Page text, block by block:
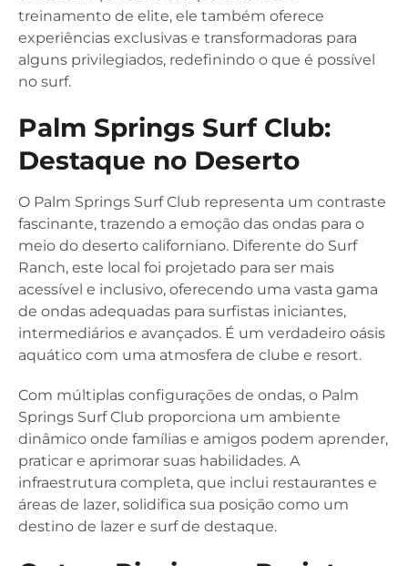
treinamento de elite, ele também oferece
experiências exclusivas e transformadoras para
alguns privilegiados, redefinindo o que é possível
no surf.
Palm Springs Surf Club:
Destaque no Deserto
O Palm Springs Surf Club representa um contraste
fascinante, trazendo a emoção das ondas para o
meio do deserto californiano. Diferente do Surf
Ranch, este local foi projetado para ser mais
acessível e inclusivo, oferecendo uma vasta gama
de ondas adequadas para surfistas iniciantes,
intermediários e avançados. É um verdadeiro oásis
aquático com uma atmosfera de clube e resort.
Com múltiplas configurações de ondas, o Palm
Springs Surf Club proporciona um ambiente
dinâmico onde famílias e amigos podem aprender,
praticar e aprimorar suas habilidades. A
infraestrutura completa, que inclui restaurantes e
áreas de lazer, solidifica sua posição como um
destino de lazer e surf de destaque.